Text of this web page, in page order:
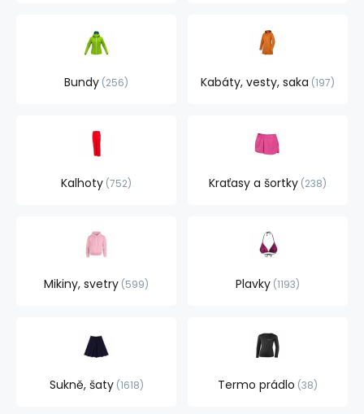
Bundy 256 Kabáty, vesty, saka 197
Kalhoty 752 Kraťasy a šortky 238
Mikiny, svetry 599 Plavky 1193
Sukně, šaty 1618 Termo prádlo 38